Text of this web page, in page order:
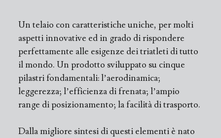
Un telaio con caratteristiche uniche, per molti
aspetti innovative ed in grado di rispondere
perfettamente alle esigenze dei triatleti di tutto
il mondo. Un prodotto sviluppato su cinque
pilastri fondamentali: l’aerodinamica;
leggerezza; l’efficienza di frenata; l’ampio
range di posizionamento; la facilità di trasporto.
Dalla migliore sintesi di questi elementi è nato